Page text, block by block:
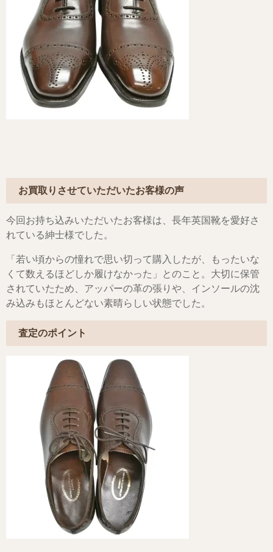
お買取りさせていただいたお客様の声
今回お持ち込みいただいたお客様は、長年英国靴を愛好さ
れている紳士様でした。
「若い頃からの憧れで思い切って購入したが、もったいな
くて数えるほどしか履けなかった」とのこと。大切に保管
されていたため、アッパーの革の張りや、インソールの沈
み込みもほとんどない素晴らしい状態でした。
査定のポイント